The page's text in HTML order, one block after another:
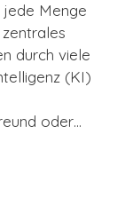
jede Menge
durch viele
(KI)
oder…